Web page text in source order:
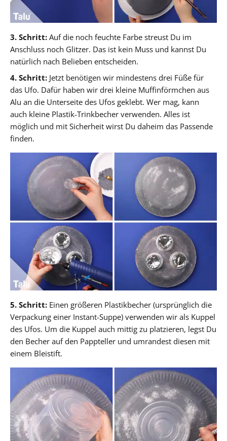
3. Schritt: Auf die noch feuchte Farbe streust Du im
Anschluss noch Glitzer. Das ist kein Muss und kannst Du
natürlich nach Belieben entscheiden.
4. Schritt: Jetzt benötigen wir mindestens drei Füße für
das Ufo. Dafür haben wir drei kleine Muffinförmchen aus
Alu an die Unterseite des Ufos geklebt. Wer mag, kann
auch kleine Plastik-Trinkbecher verwenden. Alles ist
möglich und mit Sicherheit wirst Du daheim das Passende
finden.
5. Schritt: Einen größeren Plastikbecher (ursprünglich die
Verpackung einer Instant-Suppe) verwenden wir als Kuppel
des Ufos. Um die Kuppel auch mittig zu platzieren, legst Du
den Becher auf den Pappteller und umrandest diesen mit
einem Bleistift.